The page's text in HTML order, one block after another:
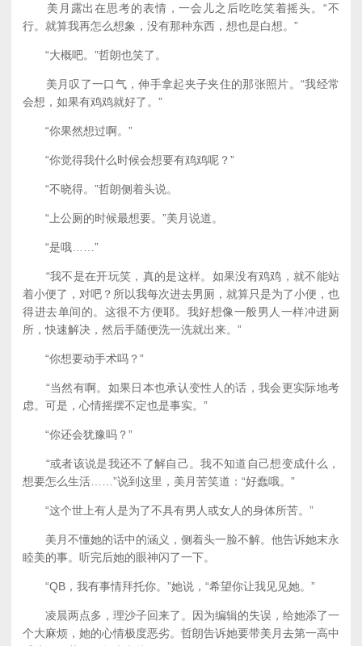
美月露出在思考的表情，一会儿之后吃吃笑着摇头。“不
行。就算我再怎么想象，没有那种东西，想也是白想。”
“大概吧。”哲朗也笑了。
美月叹了一口气，伸手拿起夹子夹住的那张照片。“我经常
会想，如果有鸡鸡就好了。”
“你果然想过啊。”
“你觉得我什么时候会想要有鸡鸡呢？”
“不晓得。”哲朗侧着头说。
“上公厕的时候最想要。”美月说道。
“是哦……”
“我不是在开玩笑，真的是这样。如果没有鸡鸡，就不能站
着小便了，对吧？所以我每次进去男厕，就算只是为了小便，也
得进去单间的。这很不方便耶。我好想像一般男人一样冲进厕
所，快速解决，然后手随便洗一洗就出来。”
“你想要动手术吗？”
“当然有啊。如果日本也承认变性人的话，我会更实际地考
虑。可是，心情摇摆不定也是事实。”
“你还会犹豫吗？”
“或者该说是我还不了解自己。我不知道自己想变成什么，
想要怎么生活……”说到这里，美月苦笑道：“好蠢哦。”
“这个世上有人是为了不具有男人或女人的身体所苦。”
美月不懂她的话中的涵义，侧着头一脸不解。他告诉她末永
睦美的事。听完后她的眼神闪了一下。
“QB，我有事情拜托你。”她说，“希望你让我见见她。”
凌晨两点多，理沙子回来了。因为编辑的失误，给她添了一
个大麻烦，她的心情极度恶劣。哲朗告诉她要带美月去第一高中